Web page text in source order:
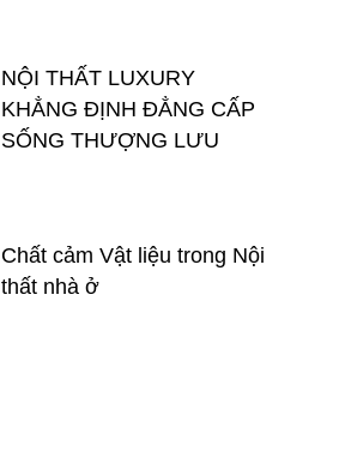
NỘI THẤT LUXURY
KHẲNG ĐỊNH ĐẲNG CẤP
SỐNG THƯỢNG LƯU
Chất cảm Vật liệu trong Nội
thất nhà ở